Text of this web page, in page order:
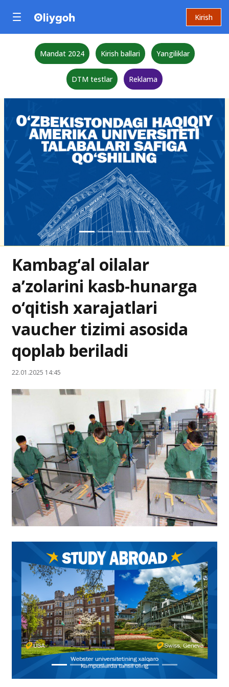
Kirish
Mandat 2024 Kirish ballari Yangiliklar
DTM testlar Reklama
Kambag‘al oilalar
a’zolarini kasb-hunarga
o‘qitish xarajatlari
vaucher tizimi asosida
qoplab beriladi
22.01.2025 14:45